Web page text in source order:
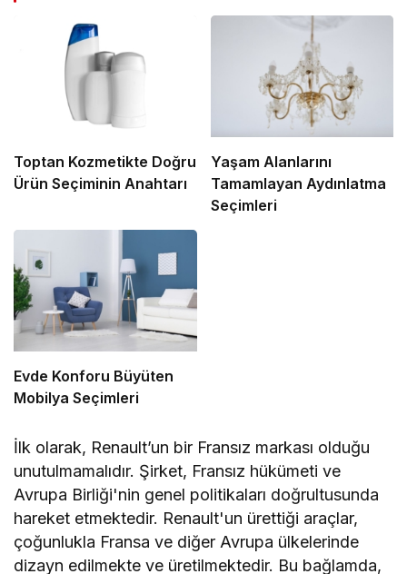
Toptan Kozmetikte Doğru
Ürün Seçiminin Anahtarı
Yaşam Alanlarını
Tamamlayan Aydınlatma
Seçimleri
Evde Konforu Büyüten
Mobilya Seçimleri
İlk olarak, Renault’un bir Fransız markası olduğu
unutulmamalıdır. Şirket, Fransız hükümeti ve
Avrupa Birliği'nin genel politikaları doğrultusunda
hareket etmektedir. Renault'un ürettiği araçlar,
çoğunlukla Fransa ve diğer Avrupa ülkelerinde
dizayn edilmekte ve üretilmektedir. Bu bağlamda,